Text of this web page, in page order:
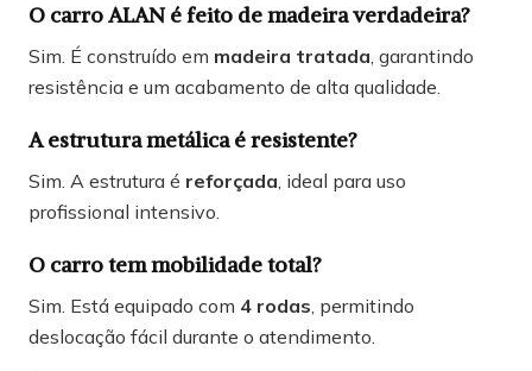
O carro ALAN é feito de madeira verdadeira?
Sim. É construído em madeira tratada, garantindo
resistência e um acabamento de alta qualidade.
A estrutura metálica é resistente?
Sim. A estrutura é reforçada, ideal para uso
profissional intensivo.
O carro tem mobilidade total?
Sim. Está equipado com 4 rodas, permitindo
deslocação fácil durante o atendimento.